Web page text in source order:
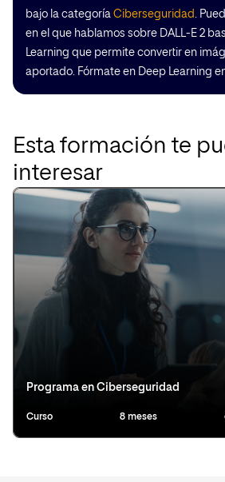
bajo la categoría Ciberseguridad .
en el que hablamos sobre DALL-E 2
Learning que permite convertir en
aportado. Fórmate en Deep Learning
Esta formación te
interesar
Programa en Ciberseguridad
Curso 8 meses